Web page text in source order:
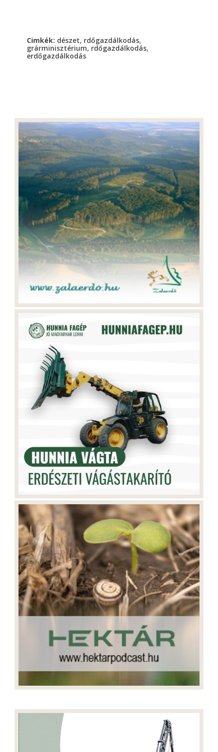
Cimkék: dészet, rdőgazdálkodás,
grárminisztérium, rdőgazdálkodás,
erdőgazdálkodás